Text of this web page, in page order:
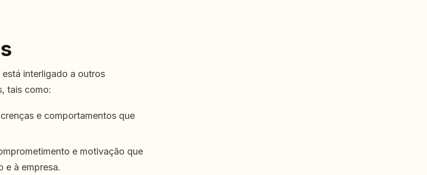
interligado a outros
tais como:
e comportamentos que
e motivação que
e à empresa.